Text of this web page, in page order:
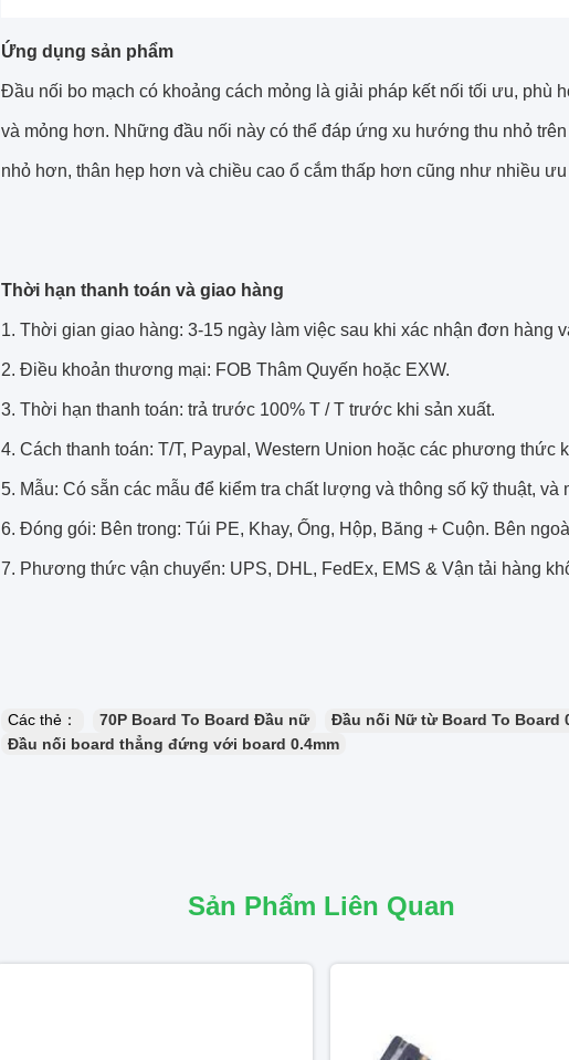
Ứng dụng sản phẩm
Đầu nối bo mạch có khoảng cách mỏng là giải pháp kết nối tối ưu, phù
và mỏng hơn. Những đầu nối này có thể đáp ứng xu hướng thu nhỏ
nhỏ hơn, thân hẹp hơn và chiều cao ổ cắm thấp hơn cũng như nhiều
Thời hạn thanh toán và giao hàng
1. Thời gian giao hàng: 3-15 ngày làm việc sau khi xác nhận đơn hàng
2. Điều khoản thương mại: FOB Thâm Quyến hoặc EXW.
3. Thời hạn thanh toán: trả trước 100% T / T trước khi sản xuất.
4. Cách thanh toán: T/T, Paypal, Western Union hoặc các phương thức
5. Mẫu: Có sẵn các mẫu để kiểm tra chất lượng và thông số kỹ thuật, và
6. Đóng gói: Bên trong: Túi PE, Khay, Ống, Hộp, Băng + Cuộn. Bên
7. Phương thức vận chuyển: UPS, DHL, FedEx, EMS & Vận tải hàng
Các thẻ： 70P Board To Board Đầu nữ
Đầu nối Nữ từ Board To Board
Đầu nối board thẳng đứng với board 0.4mm
Sản Phẩm Liên Quan